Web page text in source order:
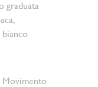
graduata
Movimento